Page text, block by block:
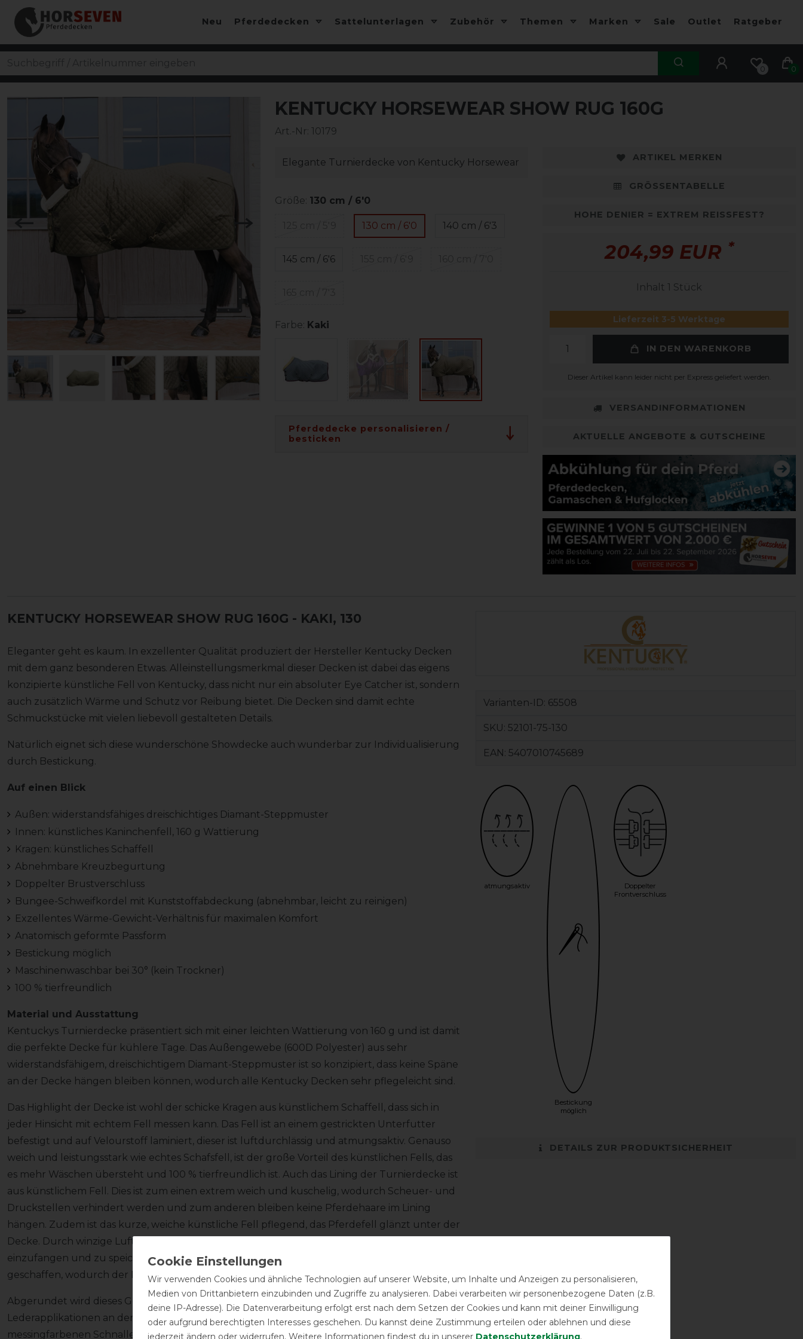
Neu Pferdedecken Sattelunterlagen Zubehör Themen Marken Sale Outlet Ratgeber
0 0
KENTUCKY HORSEWEAR SHOW RUG 160G
Art.-Nr: 10179
Elegante Turnierdecke von Kentucky Horsewear
Größe: 130 cm / 6'0
130 cm / 6'0 140 cm / 6'3
145 cm / 6'6
Farbe: Kaki
Pferdedecke personalisieren /
besticken
ARTIKEL MERKEN
GRÖSSENTABELLE
HOHE DENIER = EXTREM REISSFEST?
204,99 EUR *
Inhalt 1 Stück
Lieferzeit 3-5 Werktage
IN DEN WARENKORB
Dieser Artikel kann leider nicht per Express geliefert werden.
VERSANDINFORMATIONEN
AKTUELLE ANGEBOTE & GUTSCHEINE
KENTUCKY HORSEWEAR SHOW RUG 160G - KAKI, 130
Eleganter geht es kaum. In exzellenter Qualität produziert der Hersteller Kentucky Decken
mit dem ganz besonderen Etwas. Alleinstellungsmerkmal dieser Decken ist dabei das eigens
konzipierte künstliche Fell von Kentucky, dass nicht nur ein absoluter Eye Catcher ist, sondern
auch zusätzlich Wärme und Schutz vor Reibung bietet. Die Decken sind damit echte
Schmuckstücke mit vielen liebevoll gestalteten Details.
Natürlich eignet sich diese wunderschöne Showdecke auch wunderbar zur Individualisierung
durch Bestickung.
Auf einen Blick
Außen: widerstandsfähiges dreischichtiges Diamant-Steppmuster
Innen: künstliches Kaninchenfell, 160 g Wattierung
Kragen: künstliches Schaffell
Abnehmbare Kreuzbegurtung
Doppelter Brustverschluss
Bungee-Schweifkordel mit Kunststoffabdeckung (abnehmbar, leicht zu reinigen)
Exzellentes Wärme-Gewicht-Verhältnis für maximalen Komfort
Anatomisch geformte Passform
Bestickung möglich
Maschinenwaschbar bei 30° (kein Trockner)
100 % tierfreundlich
Material und Ausstattung
Kentuckys Turnierdecke präsentiert sich mit einer leichten Wattierung von 160 g und ist damit
die perfekte Decke für kühlere Tage. Das Außengewebe (600D Polyester) aus sehr
widerstandsfähigem, dreischichtigem Diamant-Steppmuster ist so konzipiert, dass keine Späne
an der Decke hängen bleiben können, wodurch alle Kentucky Decken sehr pflegeleicht sind.
Das Highlight der Decke ist wohl der schicke Kragen aus künstlichem Schaffell, dass sich in
jeder Hinsicht mit echtem Fell messen kann. Das Fell ist an einem gestrickten Unterfutter
befestigt und auf Velourstoff laminiert, dieser ist luftdurchlässig und atmungsaktiv. Genauso
weich und leistungsstark wie echtes Schafsfell, ist der große Vorteil des künstlichen Fells, das
es mehr Wäschen übersteht und 100 % tierfreundlich ist. Auch das Lining der Turnierdecke ist
aus künstlichem Fell. Dies ist zum einen extrem weich und kuschelig, wodurch Scheuer- und
Druckstellen verhindert werden und zum anderen bleiben keine Pferdehaare im Lining
hängen. Zudem ist das kurze, weiche künstliche Fell pflegend, das Pferdefell glänzt unter der
Decke. Durch winzige Lufteinschlüsse ist das künstliche Fell in der Lage, Körperwärme
einzufangen und zu speichern. Hierdurch wird ein exzellentes Wärme/Gewicht-Verhältnis
geschaffen, wodurch der Komfort optimiert wird.
Abgerundet wird dieses Gesamtkonzept durch liebevoll gestaltete kleine Kunst-
Lederapplikationen an den Brustschnallen, die ebenso hochwertig sind, wie die
messingfarbenen Schnallen der abnehmbaren Kreuzgurte. Die Bungee-Schweifkordel ist
Varianten-ID: 65508
SKU: 52101-75-130
EAN: 5407010745689
atmungsaktiv
Bestickung
möglich
Doppelter
Frontverschluss
DETAILS ZUR PRODUKTSICHERHEIT
Wir verwenden Cookies und ähnliche Technologien auf unserer Website, um Inhalte und Anzeigen zu personalisieren,
Medien von Drittanbietern einzubinden und Zugriffe zu analysieren. Dabei verarbeiten wir personenbezogene Daten (z.B.
deine IP-Adresse). Die Datenverarbeitung erfolgt erst nach dem Setzen der Cookies und kann mit deiner Einwilligung
oder aufgrund berechtigten Interesses geschehen. Du kannst deine Zustimmung erteilen oder ablehnen und diese
jederzeit ändern oder widerrufen. Weitere Informationen findest du in unserer Daten­schutz­erklärung.